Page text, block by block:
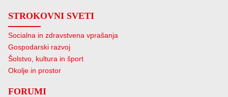
STROKOVNI SVETI
Socialna in zdravstvena vprašanja
Gospodarski razvoj
Šolstvo, kultura in šport
Okolje in prostor
FORUMI